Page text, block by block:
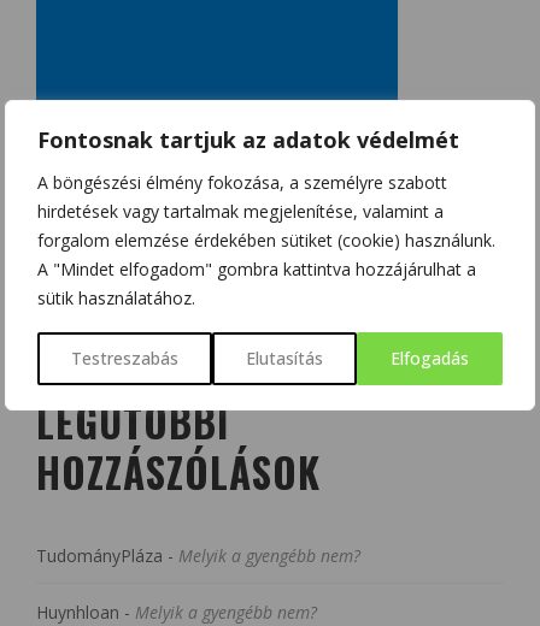
Fontosnak tartjuk az adatok védelmét
A böngészési élmény fokozása, a személyre szabott
hirdetések vagy tartalmak megjelenítése, valamint a
forgalom elemzése érdekében sütiket (cookie) használunk.
A "Mindet elfogadom" gombra kattintva hozzájárulhat a
sütik használatához.
Testreszabás Elutasítás Elfogadás
LEGUTÓBBI
HOZZÁSZÓLÁSOK
TudományPláza - Melyik a gyengébb nem?
Huynhloan - Melyik a gyengébb nem?